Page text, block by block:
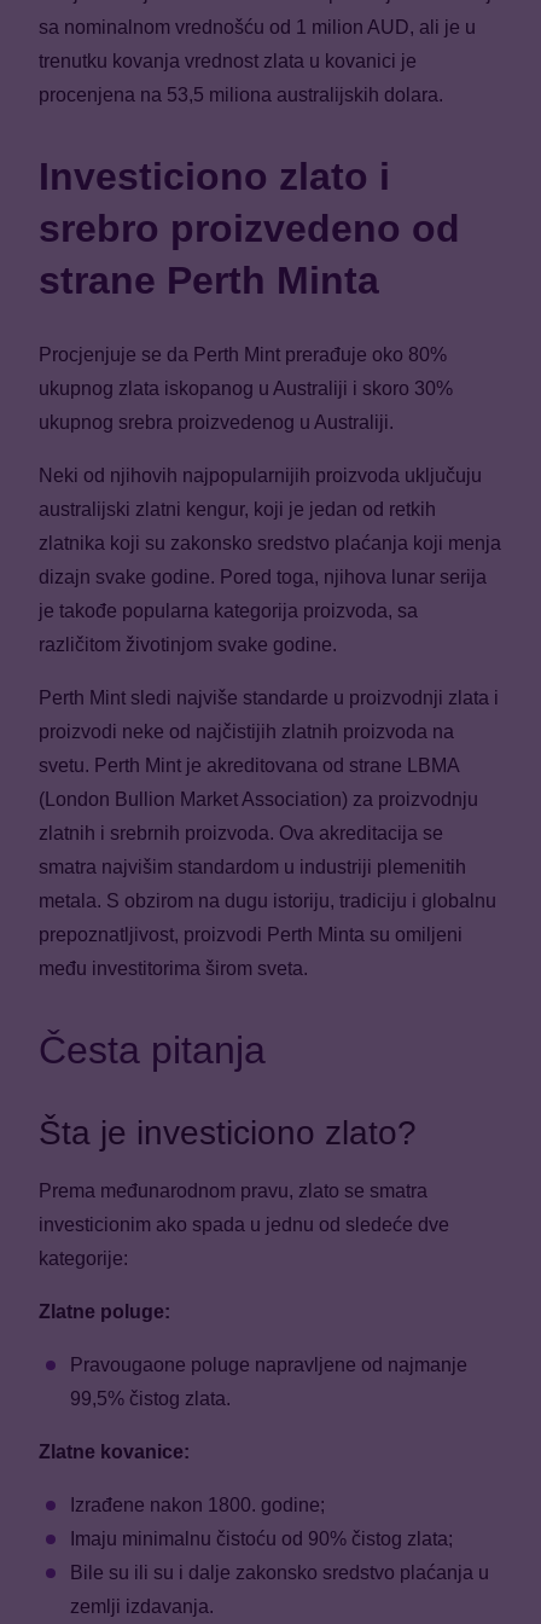
sa nominalnom vrednošću od 1 milion AUD, ali je u
trenutku kovanja vrednost zlata u kovanici je
procenjena na 53,5 miliona australijskih dolara.
Investiciono zlato i
srebro proizvedeno od
strane Perth Minta
Procjenjuje se da Perth Mint prerađuje oko 80%
ukupnog zlata iskopanog u Australiji i skoro 30%
ukupnog srebra proizvedenog u Australiji.
Neki od njihovih najpopularnijih proizvoda uključuju
australijski zlatni kengur, koji je jedan od retkih
zlatnika koji su zakonsko sredstvo plaćanja koji menja
dizajn svake godine. Pored toga, njihova lunar serija
je takođe popularna kategorija proizvoda, sa
različitom životinjom svake godine.
Perth Mint sledi najviše standarde u proizvodnji zlata i
proizvodi neke od najčistijih zlatnih proizvoda na
svetu. Perth Mint je akreditovana od strane LBMA
(London Bullion Market Association) za proizvodnju
zlatnih i srebrnih proizvoda. Ova akreditacija se
smatra najvišim standardom u industriji plemenitih
metala. S obzirom na dugu istoriju, tradiciju i globalnu
prepoznatljivost, proizvodi Perth Minta su omiljeni
među investitorima širom sveta.
Česta pitanja
Šta je investiciono zlato?
Prema međunarodnom pravu, zlato se smatra
investicionim ako spada u jednu od sledeće dve
kategorije:
Zlatne poluge:
Pravougaone poluge napravljene od najmanje
99,5% čistog zlata.
Zlatne kovanice:
Izrađene nakon 1800. godine;
Imaju minimalnu čistoću od 90% čistog zlata;
Bile su ili su i dalje zakonsko sredstvo plaćanja u
zemlji izdavanja.